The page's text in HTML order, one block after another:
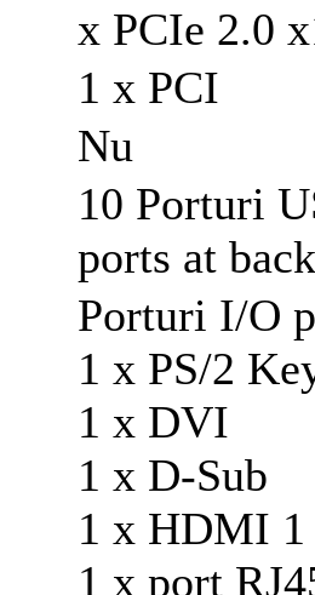
x PCIe 2.0
1 x PCI
Nu
10 Porturi
ports at
Porturi I/O
1 x PS/2
1 x DVI
1 x D-Sub
1 x HDMI
1 x port